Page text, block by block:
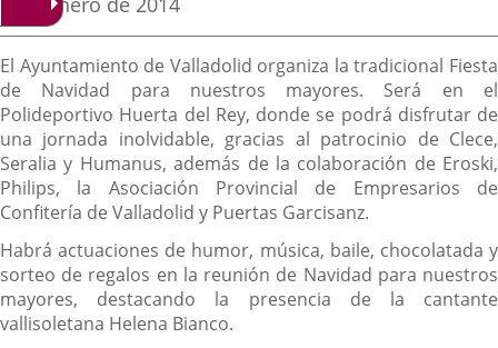
aplicación
externa.
aplicación
externa.
de
la
noticia
Descripción
El Ayuntamiento de Valladolid organiza la tradicional Fiesta
de Navidad para nuestros mayores. Será en el
Polideportivo Huerta del Rey, donde se podrá disfrutar de
una jornada inolvidable, gracias al patrocinio de Clece,
Seralia y Humanus, además de la colaboración de Eroski,
Philips, la Asociación Provincial de Empresarios de
Confitería de Valladolid y Puertas Garcisanz.
Habrá actuaciones de humor, música, baile, chocolatada y
sorteo de regalos en la reunión de Navidad para nuestros
mayores, destacando la presencia de la cantante
vallisoletana Helena Bianco.